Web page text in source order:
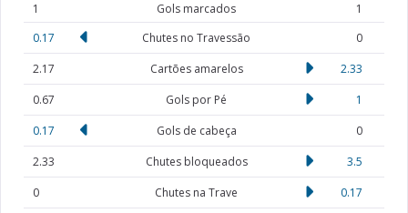
1
Gols marcados
1
0.17
Chutes no Travessão
0
2.17
Cartões amarelos
2.33
0.67
Gols por Pé
1
0.17
Gols de cabeça
0
2.33
Chutes bloqueados
3.5
0
Chutes na Trave
0.17